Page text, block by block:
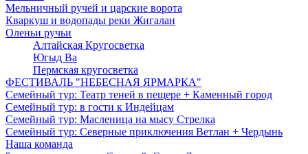
Мельничный ручей и царские ворота
Кваркуш и водопады реки Жигалан
Оленьи ручьи
Алтайская Кругосветка
Югыд Ва
Пермская кругосветка
ФЕСТИВАЛЬ "НЕБЕСНАЯ ЯРМАРКА"
Семейный тур: Театр теней в пещере + Каменный город
Семейный тур: в гости к Индейцам
Семейный тур: Масленица на мысу Стрелка
Семейный тур: Северные приключения Ветлан + Чердынь
Наша команда